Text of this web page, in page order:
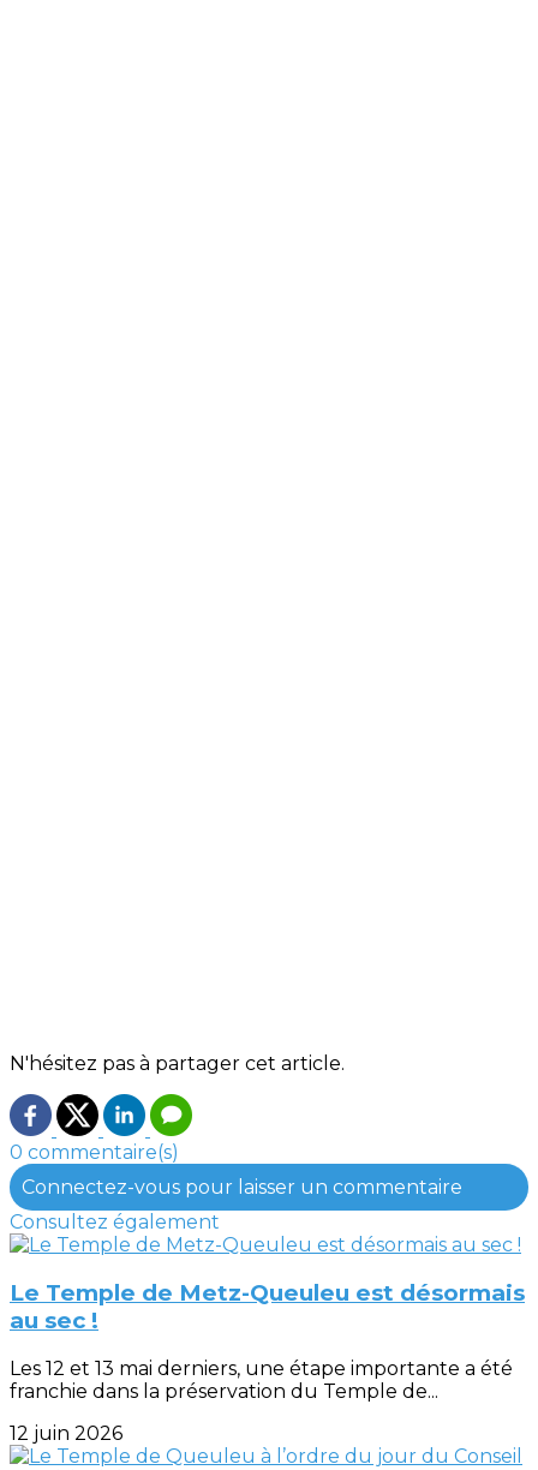
N'hésitez pas à partager cet article.
0 commentaire(s)
Connectez-vous pour laisser un commentaire
Consultez également
Le Temple de Metz-Queuleu est désormais
au sec !
Les 12 et 13 mai derniers, une étape importante a été
franchie dans la préservation du Temple de...
12 juin 2026